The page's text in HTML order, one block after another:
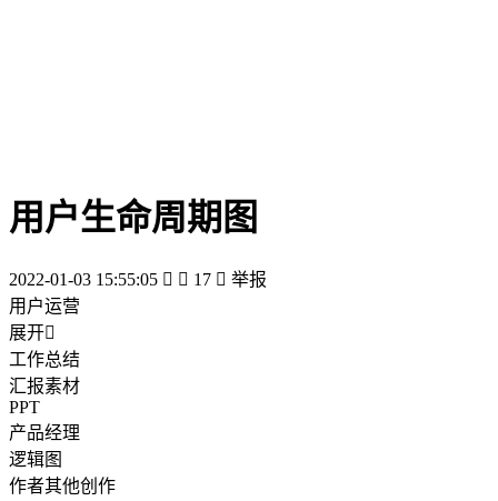
用户生命周期图
2022-01-03 15:55:05   17  举报
用户运营
展开
工作总结
汇报素材
PPT
产品经理
逻辑图
作者其他创作